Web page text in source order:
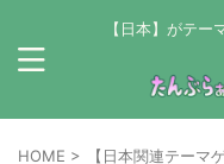
【日本】がテー
HOME > 【日本関連テーマ